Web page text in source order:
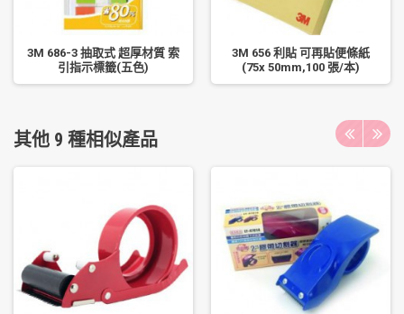
3M 686-3 抽取式 超厚材質 索
引指示標籤(五色)
3M 656 利貼 可再貼便條紙
(75x 50mm,100 張/本)
其他 9 種相似產品